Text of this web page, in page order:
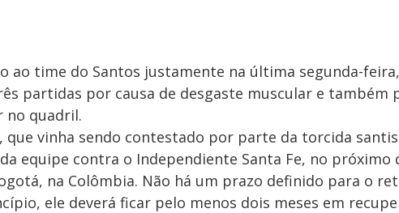
ao time do Santos justamente na última segunda-
partidas por causa de desgaste muscular e também
no quadril.
que vinha sendo contestado por parte da torcida
equipe contra o Independiente Santa Fe, no próximo
na Colômbia. Não há um prazo definido para o
ele deverá ficar pelo menos dois meses em